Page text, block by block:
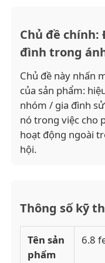
Chủ đề chính:
đình trong
Chủ đề này nhấn
của sản phẩm:
nhóm / gia đình
nó trong việc cho
hoạt động ngoài
hội.
Thông số kỹ
Tên sản
phẩm
6.8